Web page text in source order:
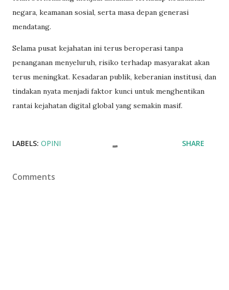
negara, keamanan sosial, serta masa depan generasi
mendatang.
Selama pusat kejahatan ini terus beroperasi tanpa
penanganan menyeluruh, risiko terhadap masyarakat akan
terus meningkat. Kesadaran publik, keberanian institusi, dan
tindakan nyata menjadi faktor kunci untuk menghentikan
rantai kejahatan digital global yang semakin masif.
LABELS: OPINI SHARE
Comments